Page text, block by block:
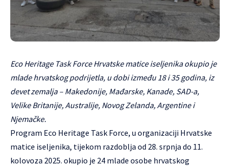
Eco Heritage Task Force Hrvatske matice iseljenika okupio je
mlade hrvatskog podrijetla, u dobi između 18 i 35 godina, iz
devet zemalja – Makedonije, Mađarske, Kanade, SAD-a,
Velike Britanije, Australije, Novog Zelanda, Argentine i
Njemačke.
Program Eco Heritage Task Force, u organizaciji Hrvatske
matice iseljenika, tijekom razdoblja od 28. srpnja do 11.
kolovoza 2025. okupio je 24 mlade osobe hrvatskog